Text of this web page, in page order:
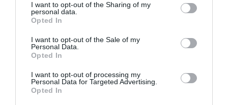
I want to opt-out of the Sharing of my
personal data.
Opted In
I want to opt-out of the Sale of my
Personal Data.
Opted In
I want to opt-out of processing my
Personal Data for Targeted Advertising.
Opted In
Σχετικά Άρθρα